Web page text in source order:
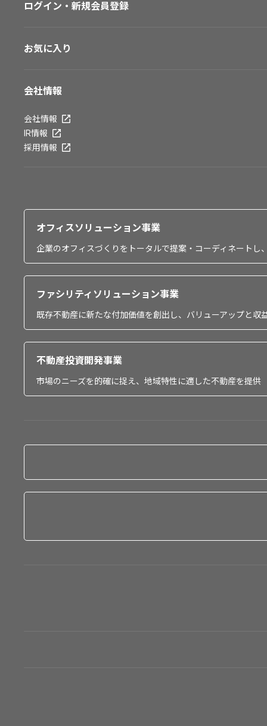
ログイン・新規会員登録
お気に入り
会社情報
会社情報
IR情報
採用情報
オフィスソリューション事業
企業のオフィスづくりをトータルで提案・コーディネート
ファシリティソリューション事業
既存不動産に新たな付加価値を創出し、バリューアップと収
不動産投資開発事業
市場のニーズを的確に捉え、地域特性に適した不動産を提供